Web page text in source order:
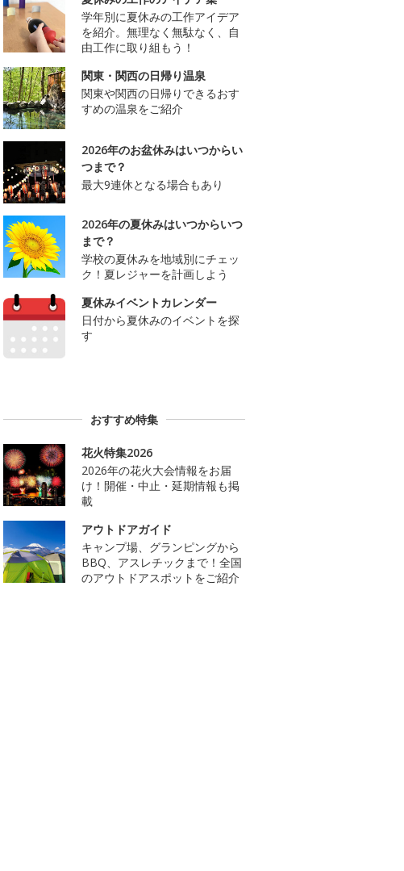
学年別に夏休みの工作アイデア
を紹介。無理なく無駄なく、自
由工作に取り組もう！
関東・関西の日帰り温泉
関東や関西の日帰りできるおす
すめの温泉をご紹介
2026年のお盆休みはいつからい
つまで？
最大9連休となる場合もあり
2026年の夏休みはいつからいつ
まで？
学校の夏休みを地域別にチェッ
ク！夏レジャーを計画しよう
夏休みイベントカレンダー
日付から夏休みのイベントを探
す
おすすめ特集
花火特集2026
2026年の花火大会情報をお届
け！開催・中止・延期情報も掲
載
アウトドアガイド
キャンプ場、グランピングから
BBQ、アスレチックまで！全国
のアウトドアスポットをご紹介